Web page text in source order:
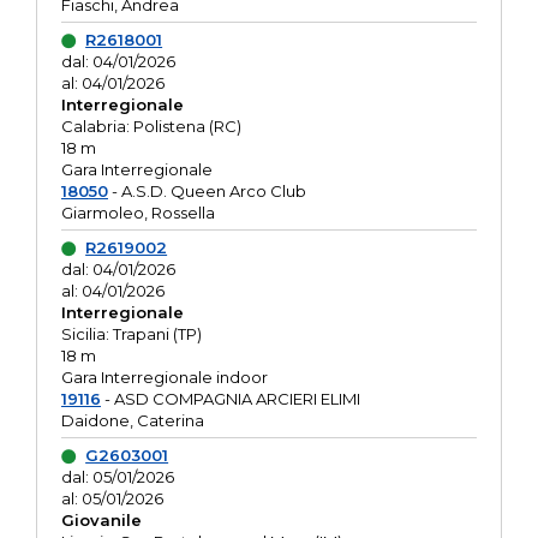
Fiaschi, Andrea
R2618001
dal: 04/01/2026
al: 04/01/2026
Interregionale
Calabria: Polistena (RC)
18 m
Gara Interregionale
18050- A.S.D. Queen Arco Club
Giarmoleo, Rossella
R2619002
dal: 04/01/2026
al: 04/01/2026
Interregionale
Sicilia: Trapani (TP)
18 m
Gara Interregionale indoor
19116 - ASD COMPAGNIA ARCIERI ELIMI
Daidone, Caterina
G2603001
dal: 05/01/2026
al: 05/01/2026
Giovanile